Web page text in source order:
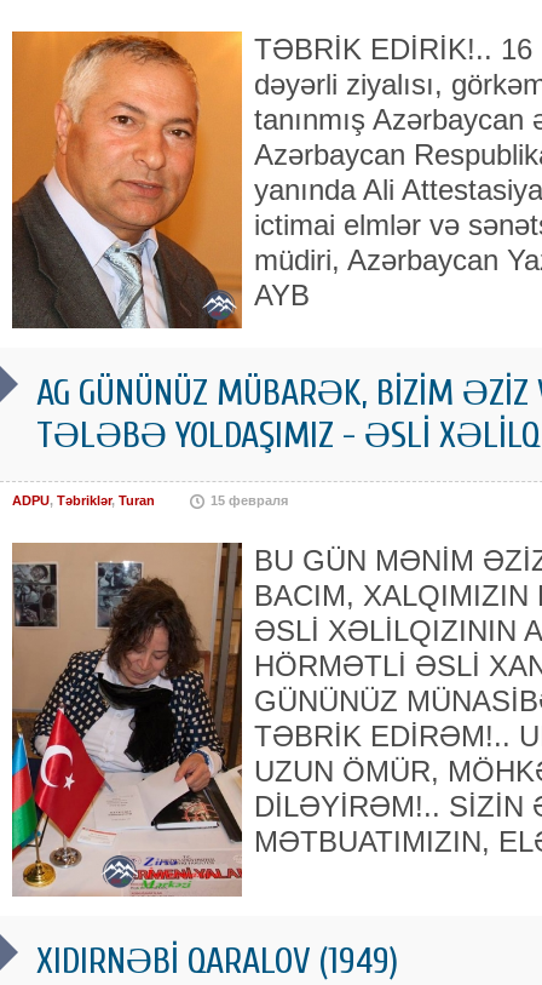
TƏBRİK EDİRİK!.. 16
dəyərli ziyalısı,
tanınmış Azərbaycan
Azərbaycan
yanında Ali
ictimai elmlər və
müdiri, Azərbaycan
AYB
AG GÜNÜNÜZ MÜBARƏK, BİZİM
TƏLƏBƏ YOLDAŞIMIZ - ƏSLİ
ADPU, Təbriklər, Turan 15 февраля
BU GÜN MƏNİM
BACIM,
ƏSLİ XƏLİLQIZININ
HÖRMƏTLİ ƏSLİ
GÜNÜNÜZ
TƏBRİK EDİRƏM!..
UZUN ÖMÜR,
DİLƏYİRƏM!.. SİZİN
MƏTBUATIMIZIN,
XIDIRNƏBİ QARALOV (1949)